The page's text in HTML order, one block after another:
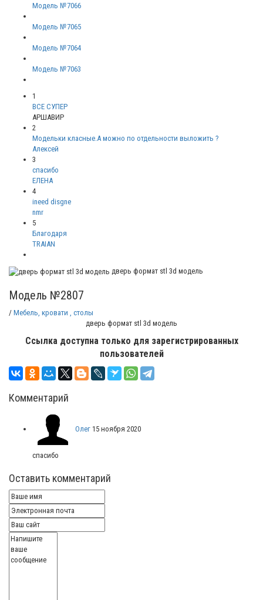
Модель №7066
Модель №7065
Модель №7064
Модель №7063
1
ВСЕ СУПЕР
АРШАВИР
2
Модельки класные.А можно по отдельности выложить ?
Алексей
3
спасибо
ЕЛЕНА
4
ineed disgne
nmr
5
Благодаря
TRAIAN
дверь формат stl 3d модель
Модель №2807
/ Мебель, кровати , столы
дверь формат stl 3d модель
Ссылка доступна только для зарегистрированных
пользователей
Комментарий
Олег 15 ноября 2020
спасибо
Оставить комментарий